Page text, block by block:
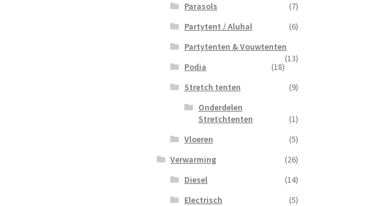
Parasols
(7)
Partytent / Aluhal
(6)
Partytenten & Vouwtenten
(13)
Podia
(18)
Stretch tenten
(9)
Onderdelen
Stretchtenten
(1)
Vloeren
(5)
Verwarming
(26)
Diesel
(14)
Electrisch
(5)